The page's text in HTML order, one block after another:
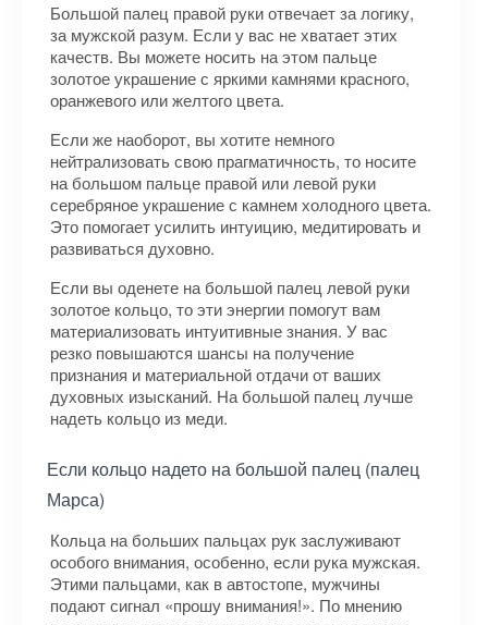
Большой палец правой руки отвечает за логику,
за мужской разум. Если у вас не хватает этих
качеств. Вы можете носить на этом пальце
золотое украшение с яркими камнями красного,
оранжевого или желтого цвета.
Если же наоборот, вы хотите немного
нейтрализовать свою прагматичность, то носите
на большом пальце правой или левой руки
серебряное украшение с камнем холодного цвета.
Это помогает усилить интуицию, медитировать и
развиваться духовно.
Если вы оденете на большой палец левой руки
золотое кольцо, то эти энергии помогут вам
материализовать интуитивные знания. У вас
резко повышаются шансы на получение
признания и материальной отдачи от ваших
духовных изысканий. На большой палец лучше
надеть кольцо из меди.
Если кольцо надето на большой палец (палец
Марса)
Кольца на больших пальцах рук заслуживают
особого внимания, особенно, если рука мужская.
Этими пальцами, как в автостопе, мужчины
подают сигнал «прошу внимания!». По мнению